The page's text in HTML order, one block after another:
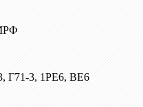
3, 1РЕ6, ВЕ6